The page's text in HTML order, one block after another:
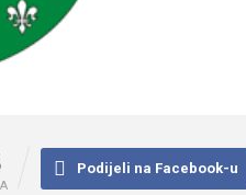
Podijeli na Facebook-u